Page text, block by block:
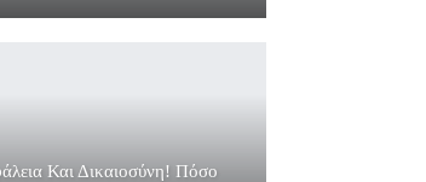
Και Δικαιοσύνη! Πόσο